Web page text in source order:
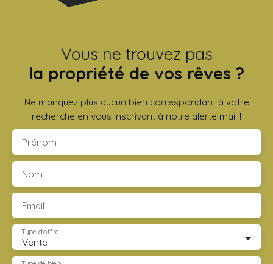
Vous ne trouvez pas
la propriété de vos rêves ?
Ne manquez plus aucun bien correspondant à votre
recherche en vous inscrivant à notre alerte mail !
Prénom
Nom
Email
Vente
Type d'offre